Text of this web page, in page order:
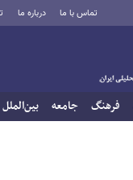
تماس با ما درباره ما
فرهنگ جامعه بین‌الملل